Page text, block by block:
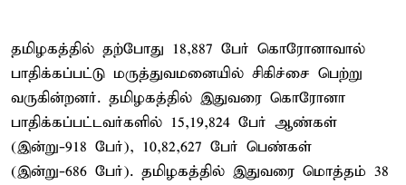
தமிழகத்தில் தற்போது 18,887 பேர் கொரோனாவால்
பாதிக்கப்பட்டு மருத்துவமனையில் சிகிச்சை பெற்று
வருகின்றனர். தமிழகத்தில் இதுவரை கொரோனா
பாதிக்கப்பட்டவர்களில் 15,19,824 பேர் ஆண்கள்
(இன்று-918 பேர்), 10,82,627 பேர் பெண்கள்
(இன்று-686 பேர்). தமிழகத்தில் இதுவரை மொத்தம் 38